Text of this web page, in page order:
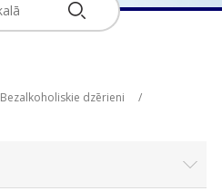
Bezalkoholiskie dzērieni
/